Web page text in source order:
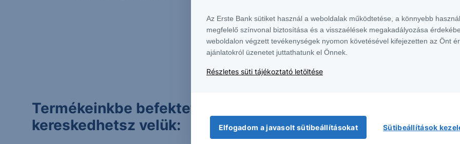
piacokon
Termékeinkbe befektethetsz vagy
kereskedhetsz velük:
Az Erste Bank sütiket használ a weboldalak működtetése, a könnyebb
megfelelő színvonal biztosítása és a visszaélések megakadályozása
weboldalon végzett tevékenységek nyomon követésével kifejezetten az Önt
ajánlatokról üzenetet juttathatunk el Önnek.
Részletes süti tájékoztató letöltése
Elfogadom a javasolt sütibeállításokat Sütibeállítások